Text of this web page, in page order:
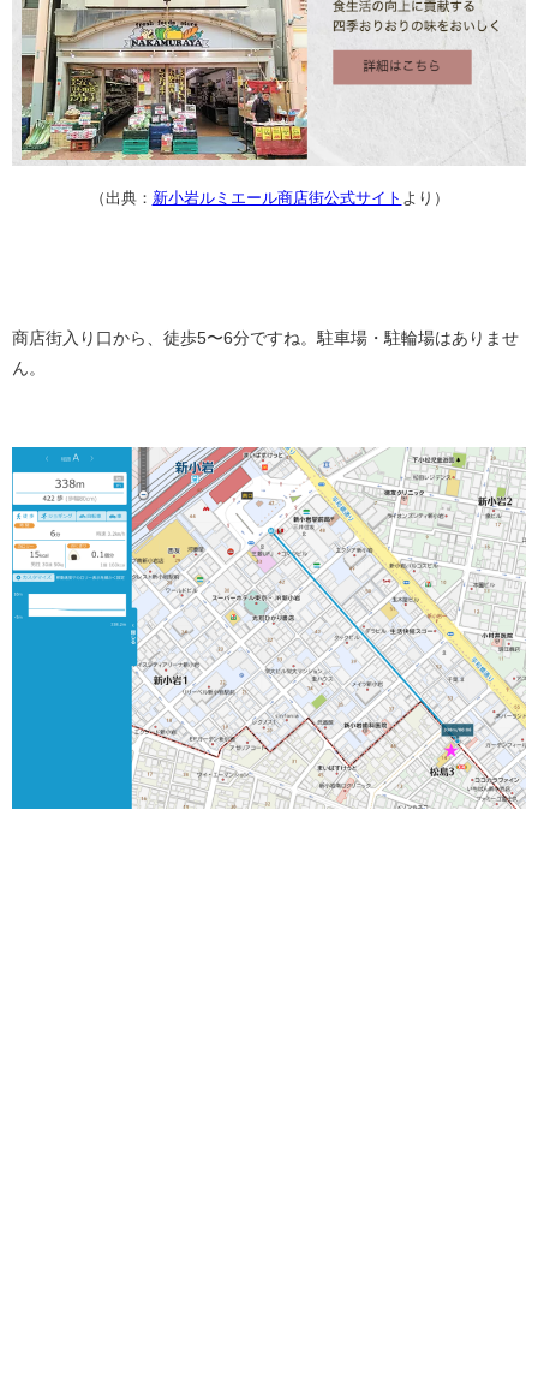
（出典： 新小岩ルミエール商店街公式サイト より）
商店街入り口から、徒歩5〜6分ですね。駐車場・駐輪場はありませ
ん。